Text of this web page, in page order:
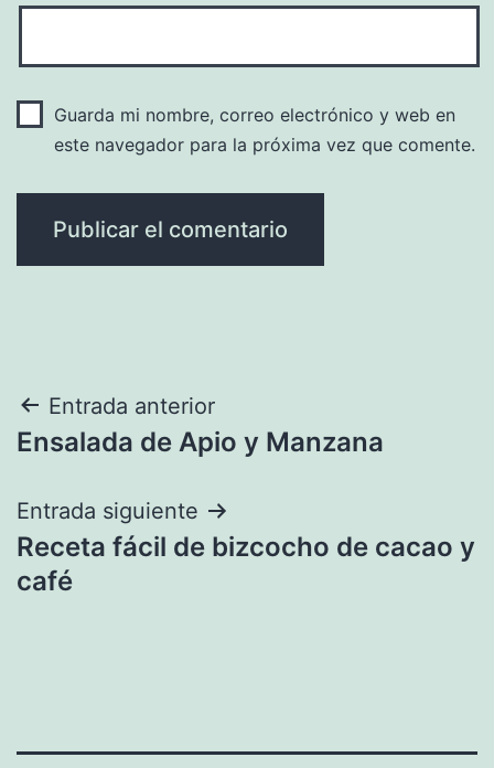
Guarda mi nombre, correo electrónico y web en
este navegador para la próxima vez que comente.
Navegación
de
entradas
Entrada anterior
Ensalada de Apio y Manzana
Entrada siguiente
Receta fácil de bizcocho de cacao y
café